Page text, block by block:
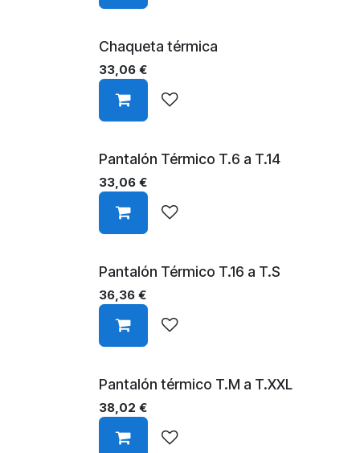
Chaqueta térmica
33,06 €
Pantalón Térmico T.6 a T.14
33,06 €
Pantalón Térmico T.16 a T.S
36,36 €
Pantalón térmico T.M a T.XXL
38,02 €